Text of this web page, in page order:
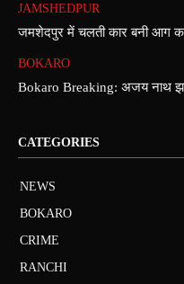
JAMSHEDPUR
जमशेदपुर में चलती कार बनी आग का
BOKARO
Bokaro Breaking: अजय नाथ झा
CATEGORIES
NEWS
BOKARO
CRIME
RANCHI